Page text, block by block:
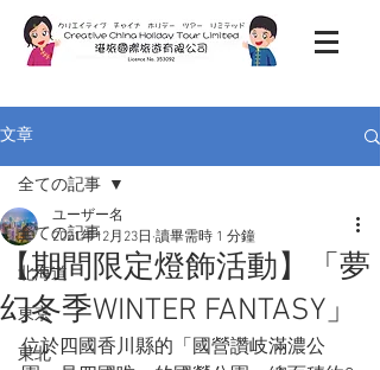
文章
全ての記事
北海道
東京
東北
全ての記事
【期間限定燈飾活動】「夢
幻冬季WINTER FANTASY」
ユーザー名
2021年12月23日 讀畢需時 1 分鐘
位於四國香川縣的「國營讚岐滿濃公